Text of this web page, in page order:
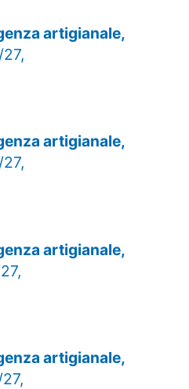
artigianale,
artigianale,
artigianale,
artigianale,